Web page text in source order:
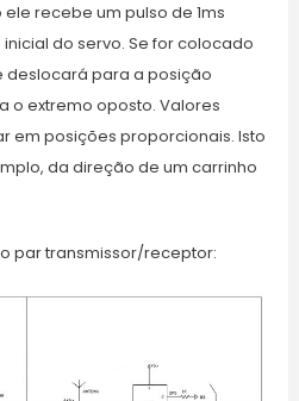
ele recebe um pulso de 1ms
do servo. Se for colocado
deslocará para a posição
o extremo oposto. Valores
em posições proporcionais. Isto
da direção de um carrinho
par transmissor/receptor: